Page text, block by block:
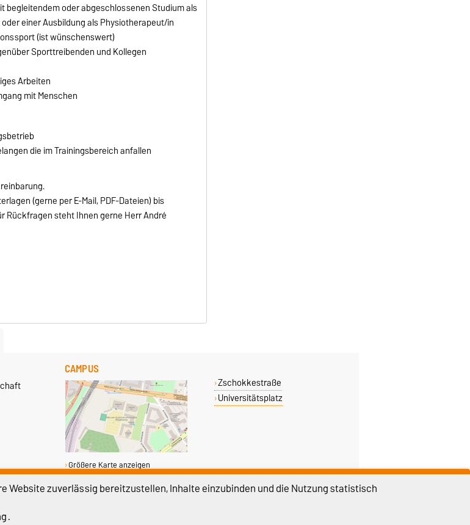
oder abgeschlossenen Studium als
einer Ausbildung als Physiotherapeut/in
(ist wünschenswert)
Sporttreibenden und Kollegen
Arbeiten
mit Menschen
die im Trainingsbereich anfallen
(gerne per E-Mail, PDF-Dateien) bis
Rückfragen steht Ihnen gerne Herr André
CAMPUS
Größere Karte anzeigen
Zschokkestraße
Universitätsplatz
SERVICE DIESE SEITE
Website zuverlässig bereitzustellen, Inhalte einzubinden und die Nutzung statistisch
.